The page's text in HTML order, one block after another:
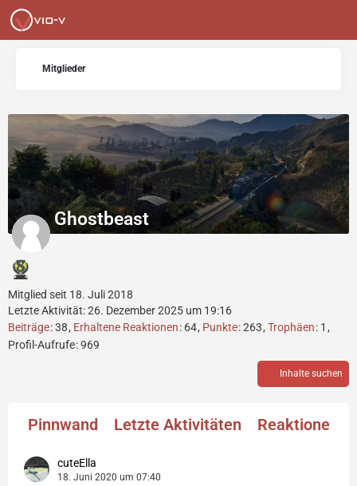
Mitglieder
Ghostbeast
Mitglied seit 18. Juli 2018
Letzte Aktivität:26. Dezember 2025 um 19:16
Beiträge 38 Erhaltene Reaktionen 64 Punkte 263 Trophäen 1
Profil-Aufrufe 969
Inhalte suchen
Pinnwand Letzte Aktivitäten Reaktionen
cuteElla
18. Juni 2020 um 07:40